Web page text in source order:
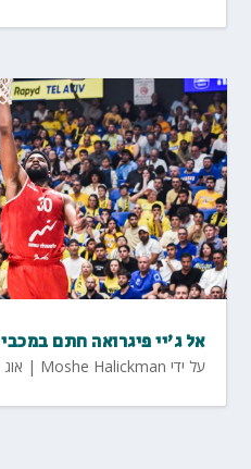
אל ג'יי פיגרואה חתם
על ידי Moshe Halickman
| אוג 6, 2026